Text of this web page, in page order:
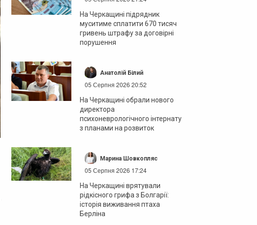
На Черкащині підрядник
муситиме сплатити 670 тисяч
гривень штрафу за договірні
порушення
Анатолій Білий
05 Серпня 2026 20:52
На Черкащині обрали нового
директора
психоневрологічного інтернату
з планами на розвиток
Марина Шовкопляс
05 Серпня 2026 17:24
На Черкащині врятували
рідкісного грифа з Болгарії:
історія виживання птаха
Берліна